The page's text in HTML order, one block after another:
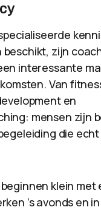
zijn
interessante
Van
en
mensen zijn
die
klein met
’s avonds en